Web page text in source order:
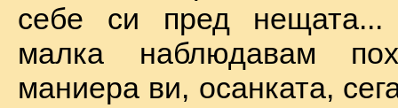
себе си пред
малка наблюдавам
маниера ви, осанката,